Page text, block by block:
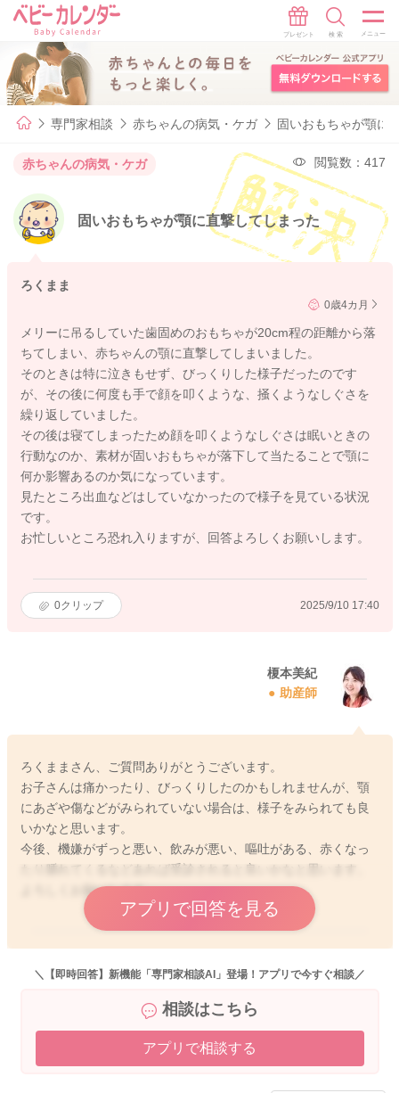
専門家相談 赤ちゃんの病気・ケガ 固いおもちゃが顎に
赤ちゃんの病気・ケガ 閲覧数：417
固いおもちゃが顎に直撃してしまった
ろくまま
0歳4カ月
メリーに吊るしていた歯固めのおもちゃが20cm程の距離から落
ちてしまい、赤ちゃんの顎に直撃してしまいました。
そのときは特に泣きもせず、びっくりした様子だったのです
が、その後に何度も手で顔を叩くような、掻くようなしぐさを
繰り返していました。
その後は寝てしまったため顔を叩くようなしぐさは眠いときの
行動なのか、素材が固いおもちゃが落下して当たることで顎に
何か影響あるのか気になっています。
見たところ出血などはしていなかったので様子を見ている状況
です。
お忙しいところ恐れ入りますが、回答よろしくお願いします。
0クリップ 2025/9/10 17:40
榎本美紀
助産師
ろくままさん、ご質問ありがとうございます。
お子さんは痛かったり、びっくりしたのかもしれませんが、顎
にあざや傷などがみられていない場合は、様子をみられても良
いかなと思います。
今後、機嫌がずっと悪い、飲みが悪い、嘔吐がある、赤くなっ
たり腫れてくるなどあれば受診されると良いかなと思います。
よろしくお願いします。
アプリで回答を見る
2025/9/10 22:59
＼【即時回答】新機能「専門家相談AI」登場！アプリで今すぐ相談／
相談はこちら
アプリで相談する